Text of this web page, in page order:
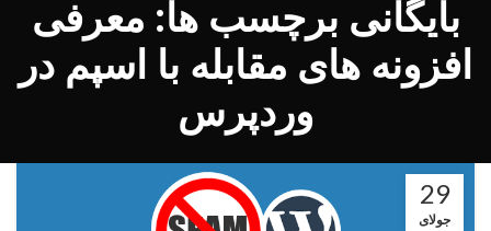
بایگانی برچسب ها: معرفی
افزونه های مقابله با اسپم در
وردپرس
29
جولای